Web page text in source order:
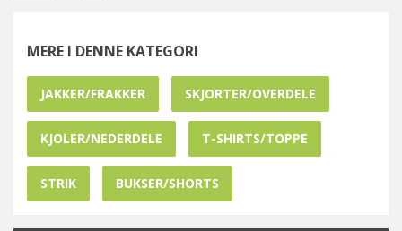
MERE I DENNE KATEGORI
JAKKER/FRAKKER SKJORTER/OVERDELE
KJOLER/NEDERDELE T-SHIRTS/TOPPE
STRIK BUKSER/SHORTS